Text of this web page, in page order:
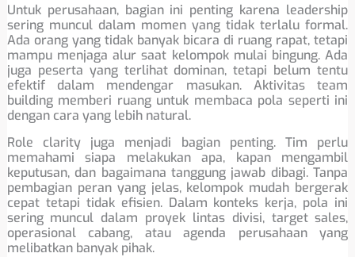
Untuk perusahaan, bagian ini penting karena leadership
sering muncul dalam momen yang tidak terlalu formal.
Ada orang yang tidak banyak bicara di ruang rapat, tetapi
mampu menjaga alur saat kelompok mulai bingung. Ada
juga peserta yang terlihat dominan, tetapi belum tentu
efektif dalam mendengar masukan. Aktivitas team
building memberi ruang untuk membaca pola seperti ini
dengan cara yang lebih natural.
Role clarity juga menjadi bagian penting. Tim perlu
memahami siapa melakukan apa, kapan mengambil
keputusan, dan bagaimana tanggung jawab dibagi. Tanpa
pembagian peran yang jelas, kelompok mudah bergerak
cepat tetapi tidak efisien. Dalam konteks kerja, pola ini
sering muncul dalam proyek lintas divisi, target sales,
operasional cabang, atau agenda perusahaan yang
melibatkan banyak pihak.